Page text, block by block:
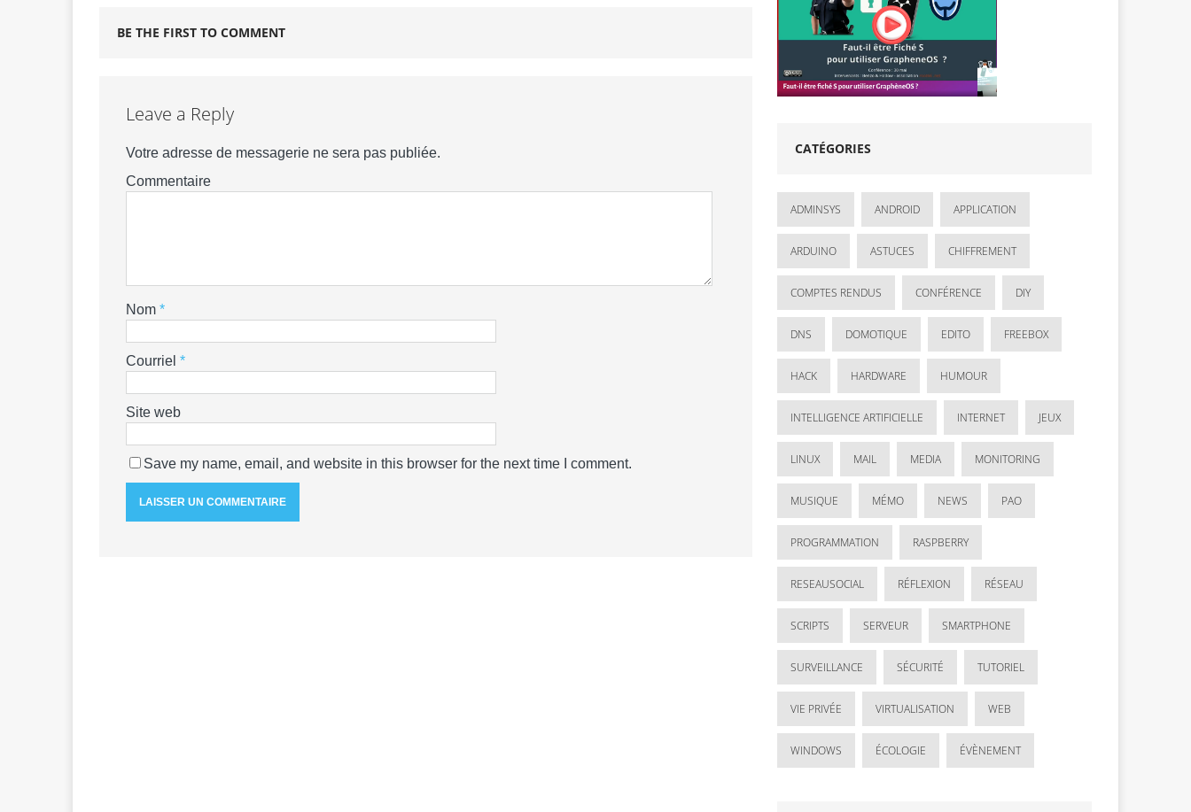
BE THE FIRST TO COMMENT
Leave a Reply
Votre adresse de messagerie ne sera pas publiée.
Commentaire
Nom *
Courriel *
Site web
Save my name, email, and website in this browser for the next time I comment.
CATÉGORIES
ADMINSYS ANDROID APPLICATION
ARDUINO ASTUCES CHIFFREMENT
COMPTES RENDUS CONFÉRENCE DIY
DNS DOMOTIQUE EDITO FREEBOX
HACK HARDWARE HUMOUR
INTELLIGENCE ARTIFICIELLE INTERNET JEUX
LINUX MAIL MEDIA MONITORING
MUSIQUE MÉMO NEWS PAO
PROGRAMMATION RASPBERRY
RESEAUSOCIAL RÉFLEXION RÉSEAU
SCRIPTS SERVEUR SMARTPHONE
SURVEILLANCE SÉCURITÉ TUTORIEL
VIE PRIVÉE VIRTUALISATION WEB
WINDOWS ÉCOLOGIE ÉVÈNEMENT